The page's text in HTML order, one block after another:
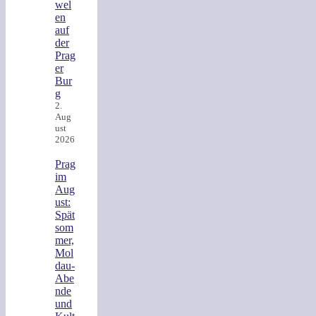
wel
en
auf
der
Prag
er
Bur
g
2.
Aug
ust
2026
Prag
im
Aug
ust:
Spät
som
mer,
Mol
dau-
Abe
nde
und